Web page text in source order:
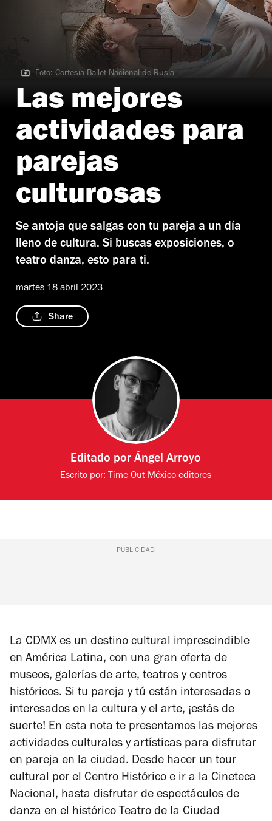
Foto: Cortesía Ballet Nacional de Rusia
Foto: Cortesía Ballet Nacional de Rusia
Las mejores
actividades para
parejas
culturosas
Se antoja que salgas con tu pareja a un día
lleno de cultura. Si buscas exposiciones, o
teatro danza, esto para ti.
martes 18 abril 2023
Share
Editado porÁngel Arroyo
Escrito por:Time Out México editores
PUBLICIDAD
La CDMX es un destino cultural imprescindible
en América Latina, con una gran oferta de
museos, galerías de arte, teatros y centros
históricos. Si tu pareja y tú están interesadas o
interesados en la cultura y el arte, ¡estás de
suerte! En esta nota te presentamos las mejores
actividades culturales y artísticas para disfrutar
en pareja en la ciudad. Desde hacer un tour
cultural por el Centro Histórico e ir a la Cineteca
Nacional, hasta disfrutar de espectáculos de
danza en el histórico Teatro de la Ciudad